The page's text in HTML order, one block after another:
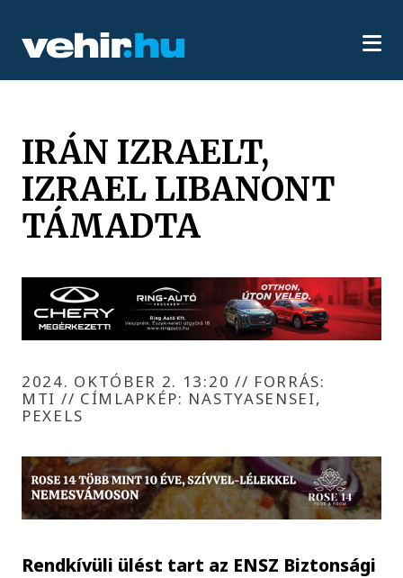
IRÁN IZRAELT,
IZRAEL LIBANONT
TÁMADTA
2024. OKTÓBER 2. 13:20 // FORRÁS:
MTI // CÍMLAPKÉP: NASTYASENSEI,
PEXELS
Rendkívüli ülést tart az ENSZ Biztonsági